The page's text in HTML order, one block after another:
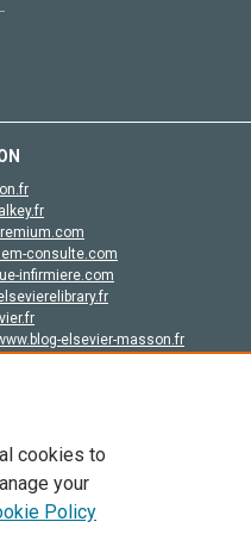
consulte.com
infirmiere.com
elsevier-masson.fr
Tout les droits sont réservés,
cookies to
your
Policy